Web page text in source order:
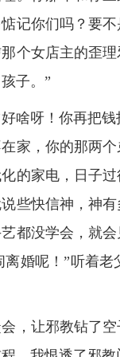
记你们吗？要
个女店主的歪
子。”
啥呀！你再把
家，你的那两
的家电，日子
些快信神，神
都没学会，就
婚呢！”听着
，让邪教钻了